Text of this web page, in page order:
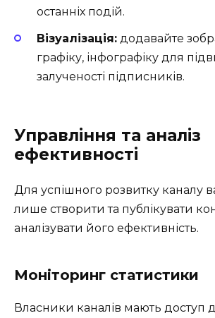
останніх подій.
Візуалізація: додавайте
графіку, інфографіку для
залученості підписників.
Управління та аналіз
ефективності
Для успішного розвитку каналу
лише створити та публікувати
аналізувати його ефективність.
Моніторинг статистики
Власники каналів мають доступ